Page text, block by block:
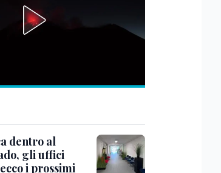
dentro al
gli uffici
i prossimi